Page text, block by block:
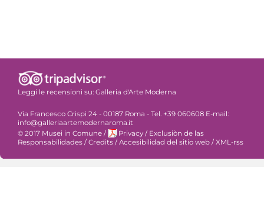
Leggi le recensioni su: Galleria d'Arte Moderna
Via Francesco Crispi 24 - 00187 Roma - Tel. +39 060608 E-mail:
info@galleriaartemodernaroma.it
© 2017 Musei in Comune / Privacy / Exclusiòn de las
Responsabilidades / Credits / Accesibilidad del sitio web / XML-rss